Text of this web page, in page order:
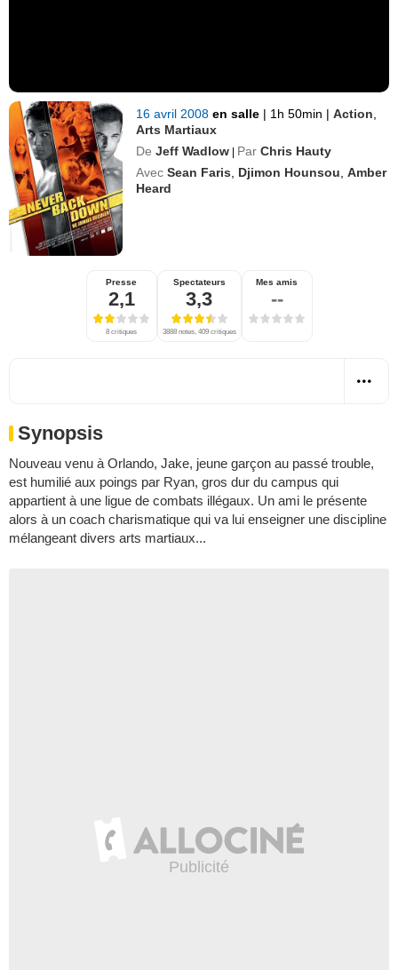
16 avril 2008en salle | 1h 50min | Action
Arts Martiaux
De Jeff Wadlow | Par Chris Hauty
Avec Sean Faris Djimon Hounsou ,Amber
Heard
Presse
2,1
8 critiques
Spectateurs
3,3
3888 notes, 409 critiques
Mes amis
--
Synopsis
Nouveau venu à Orlando, Jake, jeune garçon au passé trouble,
est humilié aux poings par Ryan, gros dur du campus qui
appartient à une ligue de combats illégaux. Un ami le présente
alors à un coach charismatique qui va lui enseigner une discipline
mélangeant divers arts martiaux...